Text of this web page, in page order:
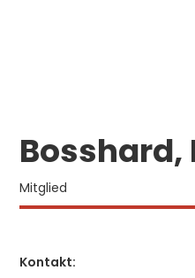
Bosshard,
Mitglied
Kontakt: